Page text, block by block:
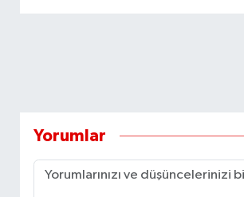
Yorumlar